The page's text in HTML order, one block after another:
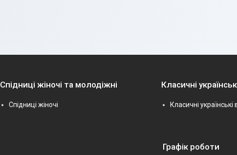
Спідниці жіночі та молодіжні
Спідниці жіночі
Класичні
Класичні
Графік роботи